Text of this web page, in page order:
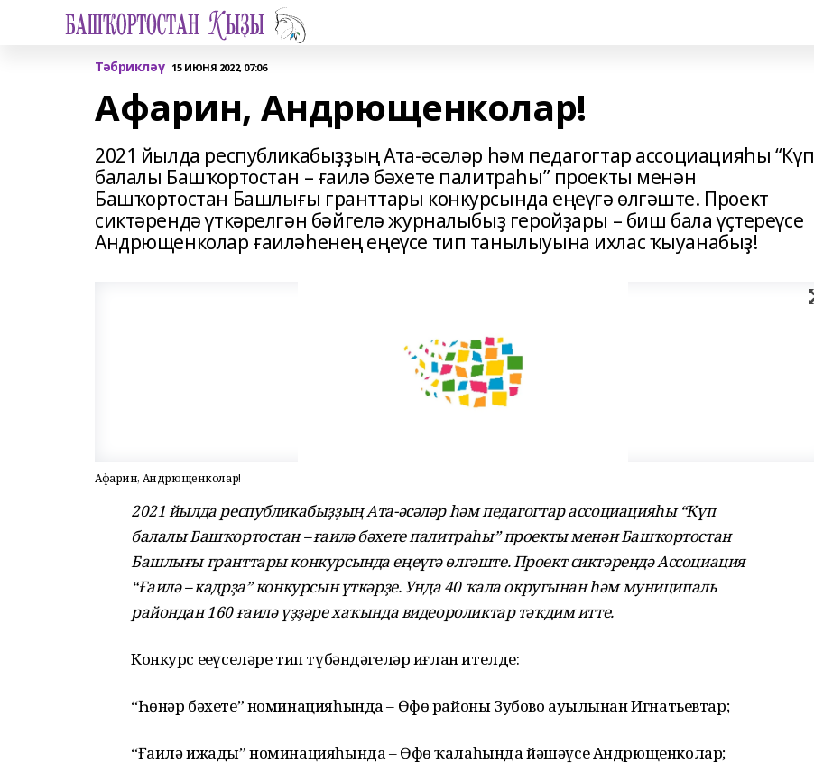
Тәбрикләү 15 ИЮНЯ 2022, 07:06
Афарин, Андрющенколар!
2021 йылда республикабыҙҙың Ата-әсәләр һәм педагогтар ассоциацияһы “Күп
балалы Башҡортостан – ғаилә бәхете палитраһы” проекты менән
Башҡортостан Башлығы гранттары конкурсында еңеүгә өлгәште. Проект
сиктәрендә үткәрелгән бәйгелә журналыбыҙ геройҙары – биш бала үҫтереүсе
Андрющенколар ғаиләһенең еңеүсе тип танылыуына ихлас ҡыуанабыҙ!
Афарин, Андрющенколар!
2021 йылда республикабыҙҙың Ата-әсәләр һәм педагогтар ассоциацияһы “Күп
балалы Башҡортостан – ғаилә бәхете палитраһы” проекты менән Башҡортостан
Башлығы гранттары конкурсында еңеүгә өлгәште. Проект сиктәрендә Ассоциация
“Ғаилә – кадрҙа” конкурсын үткәрҙе. Унда 40 ҡала округынан һәм муниципаль
райондан 160 ғаилә үҙҙәре хаҡында видеороликтар тәҡдим итте.
Конкурс еңеүселәре тип түбәндәгеләр иғлан ителде:
“Һөнәр бәхете” номинацияһында – Өфө районы Зубово ауылынан Игнатьевтар;
“Ғаилә ижады” номинацияһында – Өфө ҡалаһында йәшәүсе Андрющенколар;